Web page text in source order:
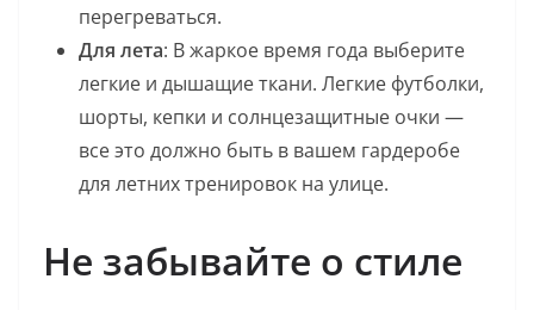
перегреваться.
Для лета: В жаркое время года выберите
легкие и дышащие ткани. Легкие футболки,
шорты, кепки и солнцезащитные очки —
все это должно быть в вашем гардеробе
для летних тренировок на улице.
Не забывайте о стиле